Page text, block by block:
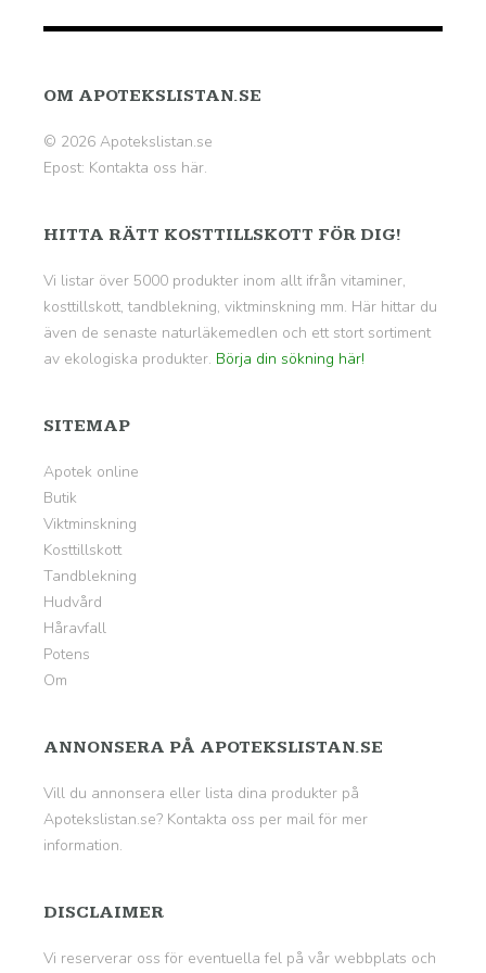
OM APOTEKSLISTAN.SE
© 2026 Apotekslistan.se
Epost: Kontakta oss här.
HITTA RÄTT KOSTTILLSKOTT FÖR DIG!
Vi listar över 5000 produkter inom allt ifrån vitaminer,
kosttillskott, tandblekning, viktminskning mm. Här hittar du
även de senaste naturläkemedlen och ett stort sortiment
av ekologiska produkter. Börja din sökning här!
SITEMAP
Apotek online
Butik
Viktminskning
Kosttillskott
Tandblekning
Hudvård
Håravfall
Potens
Om
ANNONSERA PÅ APOTEKSLISTAN.SE
Vill du annonsera eller lista dina produkter på
Apotekslistan.se? Kontakta oss per mail för mer
information.
DISCLAIMER
Vi reserverar oss för eventuella fel på vår webbplats och